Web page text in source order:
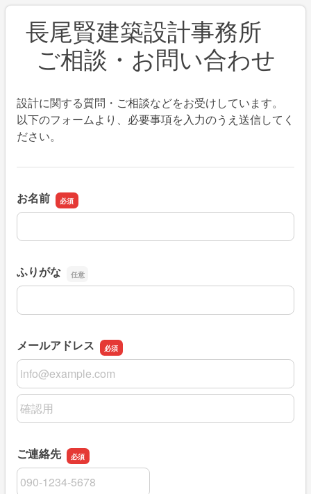
長尾賢建築設計事務所
ご相談・お問い合わせ
設計に関する質問・ご相談などをお受けしています。
以下のフォームより、必要事項を入力のうえ送信してく
ださい。
お名前
お名前
ふりがな
ふりがな
メールアドレス
メールアドレス
メールアドレスの確認用
ご連絡先
ご連絡先